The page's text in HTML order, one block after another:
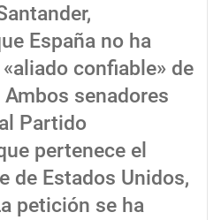
España no ha
confiable» de
senadores
Partido
pertenece el
de Estados Unidos,
petición se ha